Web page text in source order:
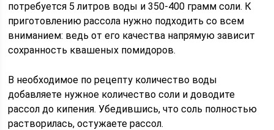
потребуется 5 литров воды и 350-400 грамм соли. К
приготовлению рассола нужно подходить со всем
вниманием: ведь от его качества напрямую зависит
сохранность квашеных помидоров.
В необходимое по рецепту количество воды
добавляете нужное количество соли и доводите
рассол до кипения. Убедившись, что соль полностью
растворилась, остужаете рассол.